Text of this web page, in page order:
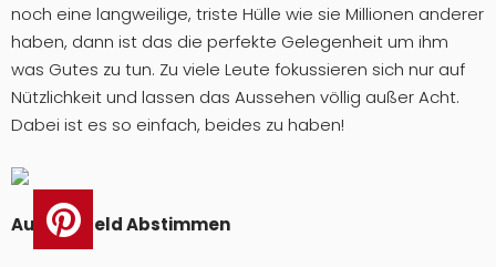
noch eine langweilige, triste Hülle wie sie Millionen anderer
haben, dann ist das die perfekte Gelegenheit um ihm
was Gutes zu tun. Zu viele Leute fokussieren sich nur auf
Nützlichkeit und lassen das Aussehen völlig außer Acht.
Dabei ist es so einfach, beides zu haben!
Aufs Umfeld Abstimmen